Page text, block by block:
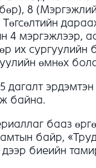
8
Төгсөлтийн
4 мэргэжлээр,
их
өмнөх
дагалт
байна.
бааз
байр,
биеийн